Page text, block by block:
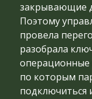
закрывающие
Поэтому
провела
разобрала
операционные
по которым
подключиться